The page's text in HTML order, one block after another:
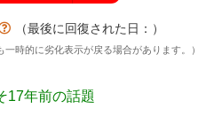
（最後に回復された日： ）
一時的に劣化表示が戻る場合があります。）
17年前の話題